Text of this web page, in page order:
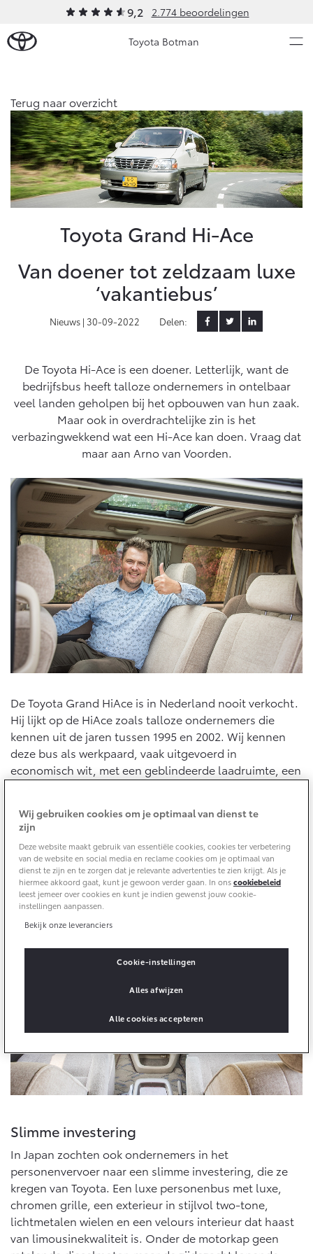
9,2 2.774 beoordelingen
Toyota Botman
Ons bedrijf
Ons bedrijf
Onze medewerkers
Contact en Route
Vacatures
Klantbeoordelingen
Klachtenprocedure
Modellen
Aygo X
HYBRIDE
Yaris
HYBRIDE
Vanaf € 27.195,-
Vanaf € 31.895,- Vanaf € 32.995,-
Corolla Hatchback
HYBRIDE
Vanaf € 33.495,-
Corolla Touring Sports
HYBRIDE
Vanaf € 35.495,-
Corolla Cross
HYBRIDE
Vanaf € 39.995,-
Toyota C-HR
OOK ALS PLUG-IN
Vanaf € 36.495,-
Toyota C-HR+
BATTERIJ-ELEKTRISCH
Vanaf € 37.995,-
Vanaf € 39.995,-
BATTERIJ-ELEKTRISCH
Vanaf € 48.995,-
WATERSTOF-ELEKTRISCH
OOK ALS BATTERIJ-
ELEKTRISCH
Occasions
Onderhoud op Maat
APK
Airco check
Vakantiecheck
Hybride Zekerheid Controle
Toyota Service Informatie (SIL)
Schade & Garantie
Toyota Pechhulp
Schade & Glasherstel
10 jaar Toyota garantie
10 jaar batterijgarantie
Toyota fabrieksgarantie
Onderdelen & Accessoires
Onderdelen
Accessoires
Banden
Connected
Connected Services
MyToyota login
MyToyota App
Abonnementen
Wat is Private Lease?
Bereken je maandbedrag
Private Lease voor ZZP
Financieren
Toyota Betaalplan
Oplaadservice
Thuislaadpakketten
Laadpas
Energie en slim laden
Toyota Autoverzekering
Toyota Hybride Autoverzekering
Zakelijk
Toyota voor de zaak
ZZP
Wagenparkbeheer
Contact zakelijke markt
Leasen
Financial Lease
Operational Lease
Bedrijfswagens
Bedrijfswagens op maat
Financieren of leasen
Verzekeren
Werkplaatsafspraak maken
Contact en Route
Schade melden
Plan een proefrit
Vraag een brochure aan
Bekijk de verwachte modellen
Terug naar overzicht
Toyota Grand Hi-Ace
Van doener tot zeldzaam luxe
‘vakantiebus’
Nieuws | 30-09-2022 Delen:
De Toyota Hi-Ace is een doener. Letterlijk, want de
bedrijfsbus heeft talloze ondernemers in ontelbaar
veel landen geholpen bij het opbouwen van hun zaak.
Maar ook in overdrachtelijke zin is het
verbazingwekkend wat een Hi-Ace kan doen. Vraag dat
maar aan Arno van Voorden.
De Toyota Grand HiAce is in Nederland nooit verkocht.
Hij lijkt op de HiAce zoals talloze ondernemers die
kennen uit de jaren tussen 1995 en 2002. Wij kennen
deze bus als werkpaard, vaak uitgevoerd in
economisch wit, met een geblindeerde laadruimte, een
een betrouwbare en zuinige dieselmotor.
Ondernemers kochten hun HiAces niet voor de luxe,
maar voor zijn haast oneindige levensduur. Een kwestie
van slim investeren.
Slimme investering
In Japan zochten ook ondernemers in het
personenvervoer naar een slimme investering, die ze
kregen van Toyota. Een luxe personenbus met luxe,
chromen grille, een exterieur in stijlvol two-tone,
lichtmetalen wielen en een velours interieur dat haast
van limousinekwaliteit is. Onder de motorkap geen
Wij gebruiken cookies om je optimaal van dienst te
zijn
Deze website maakt gebruik van essentiële cookies, cookies ter verbetering
van de website en social media en reclame cookies om je optimaal van
dienst te zijn en te zorgen dat je relevante advertenties te zien krijgt. Als je
hiermee akkoord gaat, kunt je gewoon verder gaan. In onscookiebeleid
leest jemeer over cookies en kunt je indien gewenst jouw cookie-
instellingen aanpassen.
Bekijk onze leveranciers
Cookie-instellingen
Alles afwijzen
Alle cookies accepteren